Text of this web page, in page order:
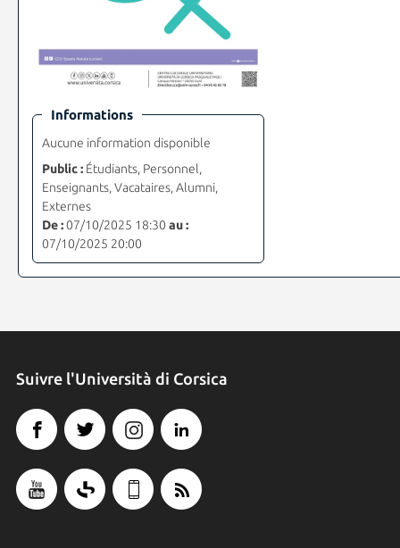
Informations
Aucune information disponible
Public :Étudiants, Personnel,
Enseignants, Vacataires, Alumni,
Externes
De :07/10/2025 18:30 au :
07/10/2025 20:00
Suivre l'Università di Corsica